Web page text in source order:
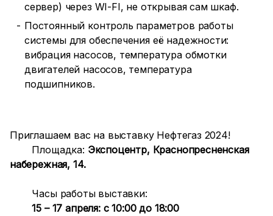
сервер) через WI-FI, не открывая сам шкаф.
Постоянный контроль параметров работы
системы для обеспечения её надежности:
вибрация насосов, температура обмотки
двигателей насосов, температура
подшипников.
Приглашаем вас на выставку Нефтегаз 2024!
Площадка: Экспоцентр, Краснопресненская
набережная, 14.
Часы работы выставки:
15 – 17 апреля: с 10:00 до 18:00